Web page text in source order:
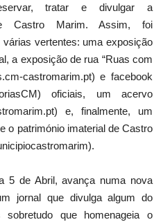
tratar e divulgar a
Castro Marim. Assim, foi
vertentes: uma exposição
a exposição de rua “Ruas com
castromarim.pt) e facebook
) oficiais, um acervo
) e, finalmente, um
o património imaterial de Castro
).
5 de Abril, avança numa nova
jornal que divulga algum do
que homenageia o